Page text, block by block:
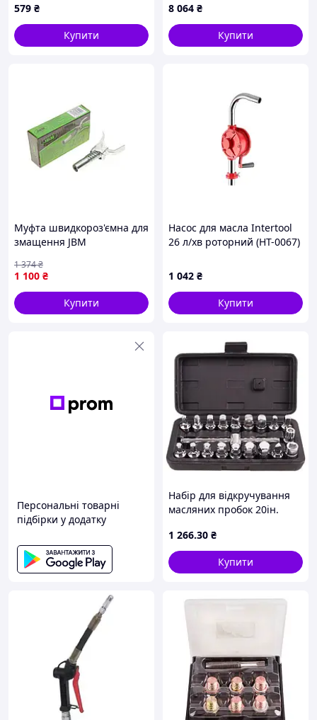
579 ₴
Купити
8 064 ₴
Купити
Муфта швидкороз'ємна для
змащення JBM
1 100 ₴
1 374₴
Купити
Насос для масла Intertool
26 л/хв роторний (HT-0067)
1 042 ₴
Купити
Персональні товарні
підбірки у додатку
Набір для відкручування
масляних пробок 20ін.
1 266.30 ₴
Купити